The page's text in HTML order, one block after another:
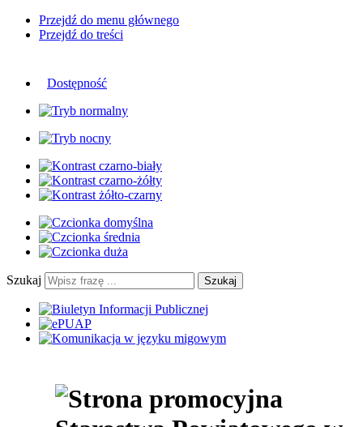
Przejdź do menu głównego
Przejdź do treści
Dostępność
Szukaj Szukaj